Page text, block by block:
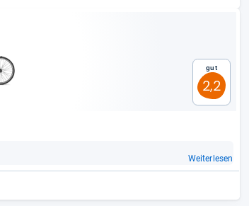
Gut
2,2
Weiterlesen